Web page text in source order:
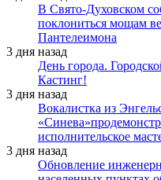
В Свято-Духовском
поклониться мощам
Пантелеимона
3 дня назад
День города.
Кастинг!
3 дня назад
Вокалистка из
исполнительское
3 дня назад
Обновление